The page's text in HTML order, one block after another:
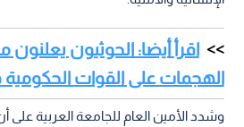
اقرأ أيضا: الحوثيون
الهجمات على القوات الحكومية
وشدد الأمين العام للجامعة العربية على أن